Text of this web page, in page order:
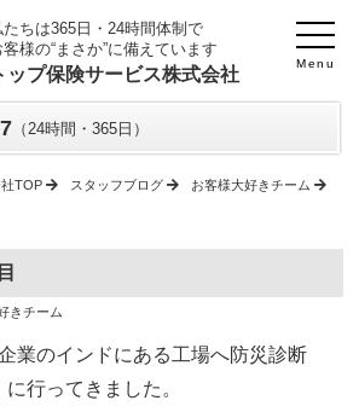
Menu
たちは365日・24時間体制で
客様の“まさか”に備えています
ップ保険サービス株式会社
（24時間・365日）
TOP スタッフブログ お客様大好きチーム
きチーム
業のインドにある工場へ防災診断
に行ってきました。